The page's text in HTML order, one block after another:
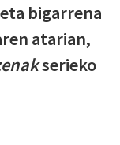
bigarrena
atarian,
serieko